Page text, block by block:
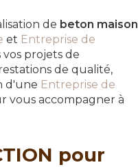
de beton maison
et Entreprise de
projets de
de qualité,
d'une Entreprise de
vous accompagner à
pour